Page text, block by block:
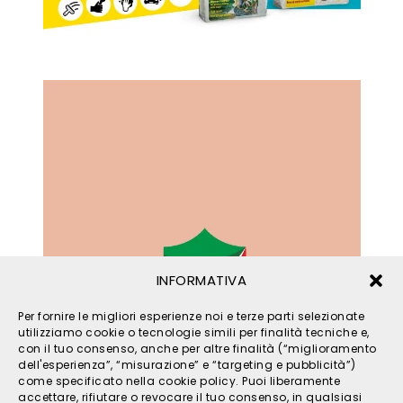
INFORMATIVA
Per fornire le migliori esperienze noi e terze parti selezionate
utilizziamo cookie o tecnologie simili per finalità tecniche e,
con il tuo consenso, anche per altre finalità (“miglioramento
dell'esperienza”, “misurazione” e “targeting e pubblicità”)
come specificato nella cookie policy. Puoi liberamente
accettare, rifiutare o revocare il tuo consenso, in qualsiasi